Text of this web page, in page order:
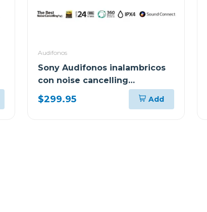
Audifonos
Sony Audifonos inalambricos
con noise cancelling
wf1000xm5 negro
$299.95 Add